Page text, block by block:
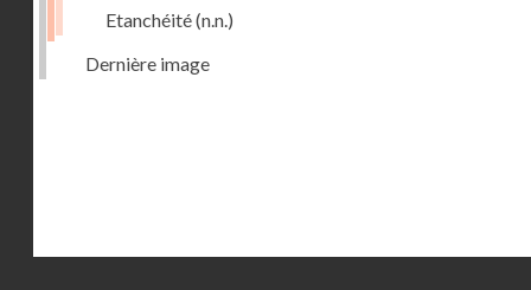
Etanchéité(n.n.)
Dernière image